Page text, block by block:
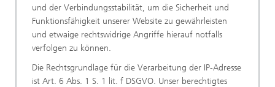
und der Verbindungsstabilität, um die Sicherheit und
Funktionsfähigkeit unserer Website zu gewährleisten
und etwaige rechtswidrige Angriffe hierauf notfalls
verfolgen zu können.
Die Rechtsgrundlage für die Verarbeitung der IP-Adresse
ist Art. 6 Abs. 1 S. 1 lit. f DSGVO. Unser berechtigtes